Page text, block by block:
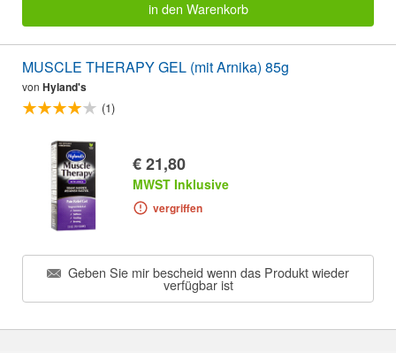
in den Warenkorb
MUSCLE THERAPY GEL (mit Arnika) 85g
von Hyland's
(1)
€ 21,80
MWST Inklusive
vergriffen
Geben Sie mir bescheid wenn das Produkt wieder
verfügbar ist